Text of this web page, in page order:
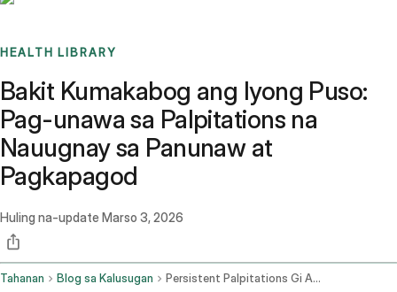
HEALTH LIBRARY
Bakit Kumakabog ang Iyong Puso:
Pag-unawa sa Palpitations na
Nauugnay sa Panunaw at
Pagkapagod
Huling na-update Marso 3, 2026
Tahanan Blog sa Kalusugan Persistent Palpitations Gi And Stress Related Causes